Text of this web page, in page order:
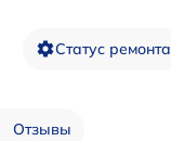
Статус ремонта
Отзывы